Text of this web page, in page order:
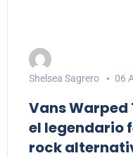
Shelsea Sagrero 06
Vans Warped
el legendario
rock